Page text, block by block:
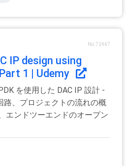
No.72447
IP design using
1 | Udemy
を使用した DAC IP 設計 -
路、プロジェクトの流れの概
エンドツーエンドのオープン